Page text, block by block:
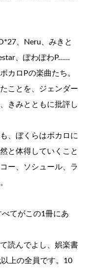
、Neru、みきと
、ぽわぽわP……
カロPの楽曲たち。
ことを、ジェンダー
きみとともに批評し
、ぼくらはボカロに
と体得していくこと
ー、ソシュール、ラ
てがこの1冊にあ
読んでよし、娯楽書
上の全員です。10